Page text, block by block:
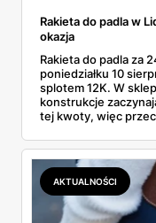
Rakieta do padla w
okazja
Rakieta do padla za
poniedziałku 10
splotem 12K. W
konstrukcje
tej kwoty, więc
najszybciej rosnący
lawinowo, a
dokładnie dostajemy
faktycznie wystarczy.
AKTUALNOŚCI